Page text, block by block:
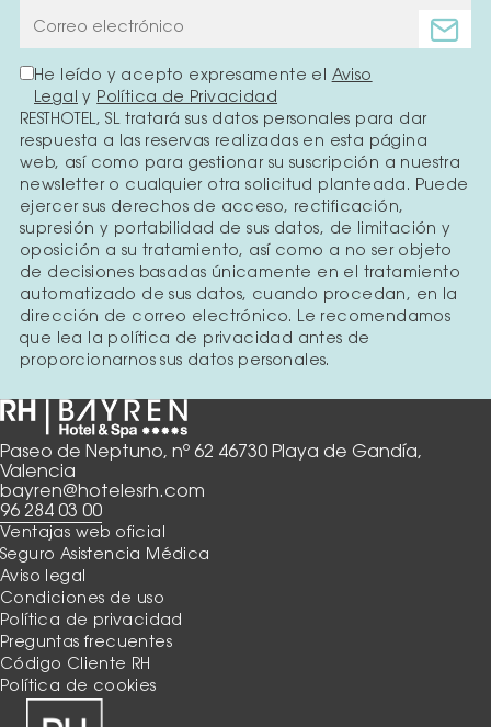
Paseo de Neptuno, nº 62 46730 Playa de Gandía,
Valencia
bayren@hotelesrh.com
96 284 03 00
He leído y acepto expresamente el Aviso
Legal y Política de Privacidad
RESTHOTEL, SL tratará sus datos personales para dar
respuesta a las reservas realizadas en esta página
web, así como para gestionar su suscripción a nuestra
newsletter o cualquier otra solicitud planteada. Puede
ejercer sus derechos de acceso, rectificación,
supresión y portabilidad de sus datos, de limitación y
oposición a su tratamiento, así como a no ser objeto
de decisiones basadas únicamente en el tratamiento
automatizado de sus datos, cuando procedan, en la
dirección de correo electrónico. Le recomendamos
que lea la política de privacidad antes de
proporcionarnos sus datos personales.
Ventajas web oficial
Seguro Asistencia Médica
Aviso legal
Condiciones de uso
Política de privacidad
Preguntas frecuentes
Código Cliente RH
Política de cookies